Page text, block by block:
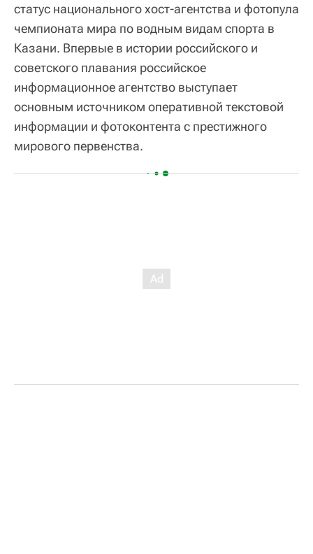
статус национального хост-агентства и фотопула
чемпионата мира по водным видам спорта в
Казани. Впервые в истории российского и
советского плавания российское
информационное агентство выступает
основным источником оперативной текстовой
информации и фотоконтента с престижного
мирового первенства.